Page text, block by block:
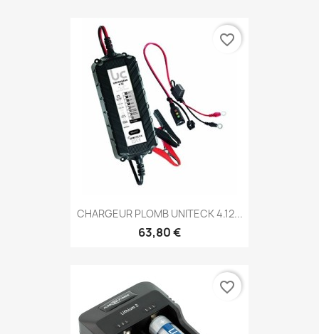
CHARGEUR PLOMB UNITECK 4.12...
63,80 €
favorite_border
favorite_border